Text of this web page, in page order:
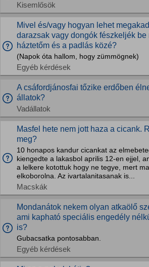
Kisemlősök
Mivel és/vagy hogyan lehet
darazsak vagy dongók fészkeljék be
háztetőm és a padlás közé?
(Napok óta hallom, hogy zümmögnek)
Egyéb kérdések
A csáfordjánosfai tőzike erdőben
állatok?
Vadállatok
Masfel hete nem jott haza a cicank.
meg?
10 honapos kandur cicankat az
kiengedte a lakasbol aprilis 12-en ejjel,
a lelkere kotottuk hogy ne tegye, mert
elkoborolna. Az ivartalanitasanak is...
Macskák
Mondanátok nekem olyan atkaölő
ami kapható speciális engedély
is?
Gubacsatka pontosabban.
Egyéb kérdések